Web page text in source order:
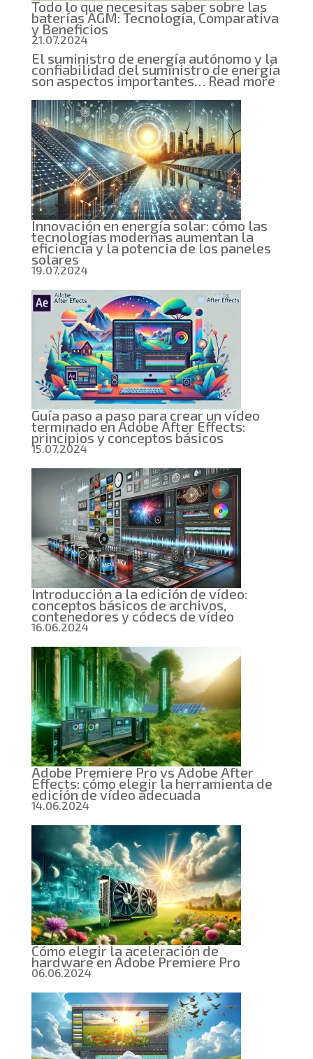
hogar
Todo lo que necesitas saber sobre las
baterías AGM: Tecnología, Comparativa
y Beneficios
21.07.2024
El suministro de energía autónomo y la
confiabilidad del suministro de energía
son aspectos importantes…Read more:
Todo
Innovación en energía solar: cómo las
tecnologías modernas aumentan la
eficiencia y la potencia de los paneles
solares
19.07.2024
Guía paso a paso para crear un vídeo
terminado en Adobe After Effects:
principios y conceptos básicos
15.07.2024
Introducción a la edición de vídeo:
conceptos básicos de archivos,
contenedores y códecs de vídeo
16.06.2024
Adobe Premiere Pro vs Adobe After
Effects: cómo elegir la herramienta de
edición de vídeo adecuada
14.06.2024
Cómo elegir la aceleración de
hardware en Adobe Premiere Pro
06.06.2024